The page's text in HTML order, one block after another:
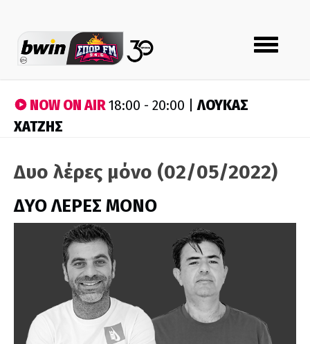
Toggle
navigation
NOW ON AIR18:00 - 20:00 |ΛΟΥΚΑΣ
ΧΑΤΖΗΣ
Δυο λέρες μόνο (02/05/2022)
ΔΥΟ ΛΕΡΕΣ ΜΟΝΟ